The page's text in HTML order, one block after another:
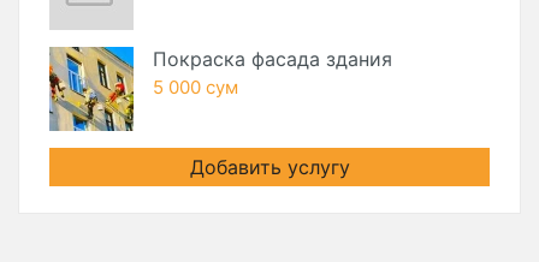
Покраска фасада здания
5 000 сум
Добавить услугу